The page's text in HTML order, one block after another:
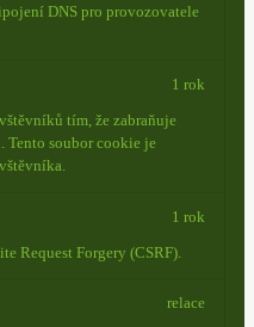
DNS pro provozovatele
tím, že zabraňuje
Tento soubor cookie je
1 rok
Request Forgery (CSRF).
1 rok
relace